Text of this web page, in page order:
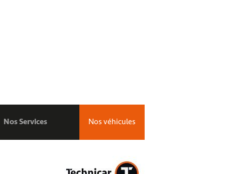
Nos Services Nos véhicules